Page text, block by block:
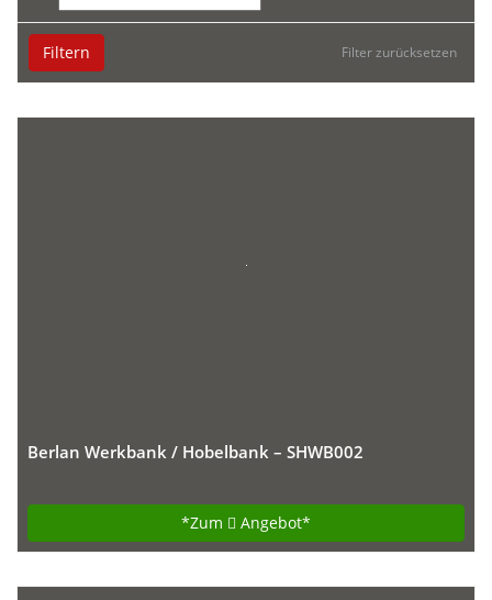
Filter zurücksetzen
Filtern
Berlan Werkbank / Hobelbank – SHWB002
*Zum Angebot*